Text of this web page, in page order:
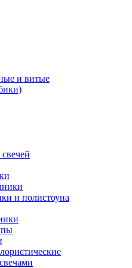
и витые
и полистоуна